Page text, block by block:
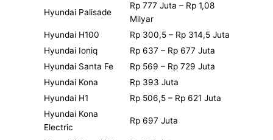
Hyundai Palisade
Rp 777 Juta – Rp 1,08
Milyar
Hyundai H100
Rp 300,5 – Rp 314,5 Juta
Hyundai Ioniq
Rp 637 – Rp 677 Juta
Hyundai Santa Fe
Rp 569 – Rp 729 Juta
Hyundai Kona
Rp 393 Juta
Hyundai H1
Rp 506,5 – Rp 621 Juta
Hyundai Kona
Electric
Rp 697 Juta